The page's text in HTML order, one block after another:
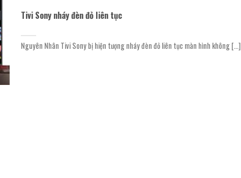
Tivi Sony nháy đèn đỏ liên tục
Nguyên Nhân Tivi Sony bị hiện tượng nháy đèn đỏ liên tục màn hình không [...]